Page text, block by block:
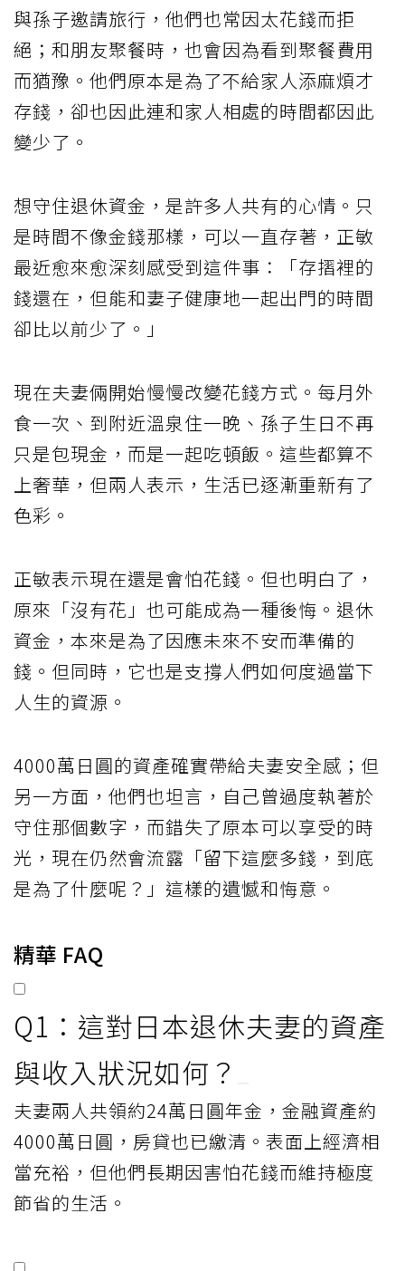
與孫子邀請旅行，他們也常因太花錢而拒
絕；和朋友聚餐時，也會因為看到聚餐費用
而猶豫。他們原本是為了不給家人添麻煩才
存錢，卻也因此連和家人相處的時間都因此
變少了。
想守住退休資金，是許多人共有的心情。只
是時間不像金錢那樣，可以一直存著，正敏
最近愈來愈深刻感受到這件事：「存摺裡的
錢還在，但能和妻子健康地一起出門的時間
卻比以前少了。」
現在夫妻倆開始慢慢改變花錢方式。每月外
食一次、到附近溫泉住一晚、孫子生日不再
只是包現金，而是一起吃頓飯。這些都算不
上奢華，但兩人表示，生活已逐漸重新有了
色彩。
正敏表示現在還是會怕花錢。但也明白了，
原來「沒有花」也可能成為一種後悔。退休
資金，本來是為了因應未來不安而準備的
錢。但同時，它也是支撐人們如何度過當下
人生的資源。
4000萬日圓的資產確實帶給夫妻安全感；但
另一方面，他們也坦言，自己曾過度執著於
守住那個數字，而錯失了原本可以享受的時
光，現在仍然會流露「留下這麼多錢，到底
是為了什麼呢？」這樣的遺憾和悔意。
精華 FAQ
Q1：這對日本退休夫妻的資產
與收入狀況如何？
夫妻兩人共領約24萬日圓年金，金融資產約
4000萬日圓，房貸也已繳清。表面上經濟相
當充裕，但他們長期因害怕花錢而維持極度
節省的生活。